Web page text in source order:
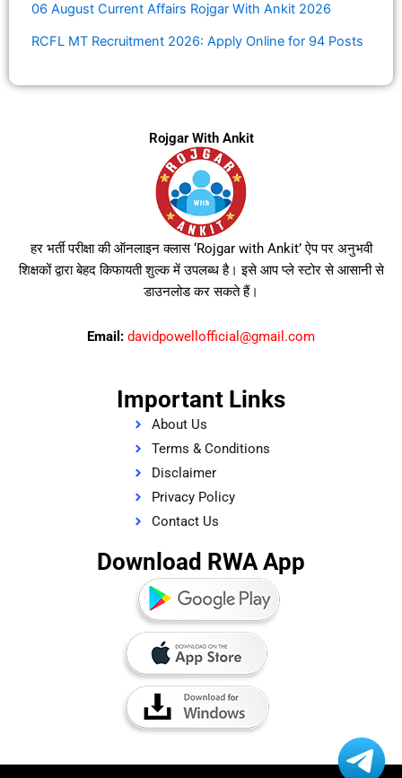
06 August Current Affairs Rojgar With Ankit 2026
RCFL MT Recruitment 2026: Apply Online for 94 Posts
Rojgar With Ankit
हर भर्ती परीक्षा की ऑनलाइन क्लास ‘Rojgar with Ankit’ ऐप पर अनुभवी
शिक्षकों द्वारा बेहद किफायती शुल्क में उपलब्ध है। इसे आप प्ले स्टोर से आसानी से
डाउनलोड कर सकते हैं।
Email: davidpowellofficial@gmail.com
Important Links
About Us
Terms & Conditions
Disclaimer
Privacy Policy
Contact Us
Download RWA App